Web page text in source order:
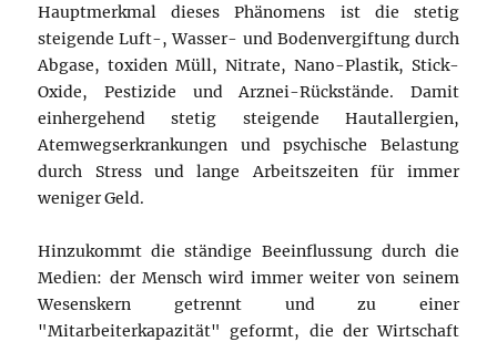
Hauptmerkmal dieses Phänomens ist die stetig
steigende Luft-, Wasser- und Bodenvergiftung durch
Abgase, toxiden Müll, Nitrate, Nano-Plastik, Stick-
Oxide, Pestizide und Arznei-Rückstände. Damit
einhergehend stetig steigende Hautallergien,
Atemwegserkrankungen und psychische Belastung
durch Stress und lange Arbeitszeiten für immer
weniger Geld.
Hinzukommt die ständige Beeinflussung durch die
Medien: der Mensch wird immer weiter von seinem
Wesenskern getrennt und zu einer
"Mitarbeiterkapazität" geformt, die der Wirtschaft